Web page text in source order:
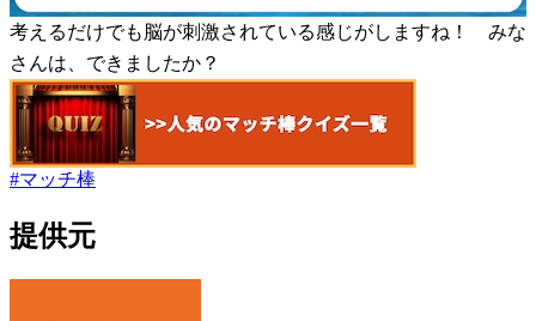
考えるだけでも脳が刺激されている感じがしますね！ みな
さんは、できましたか？
#マッチ棒
提供元